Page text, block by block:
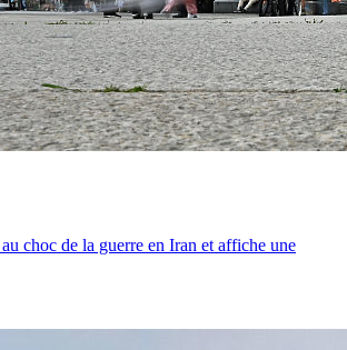
choc de la guerre en Iran et affiche une